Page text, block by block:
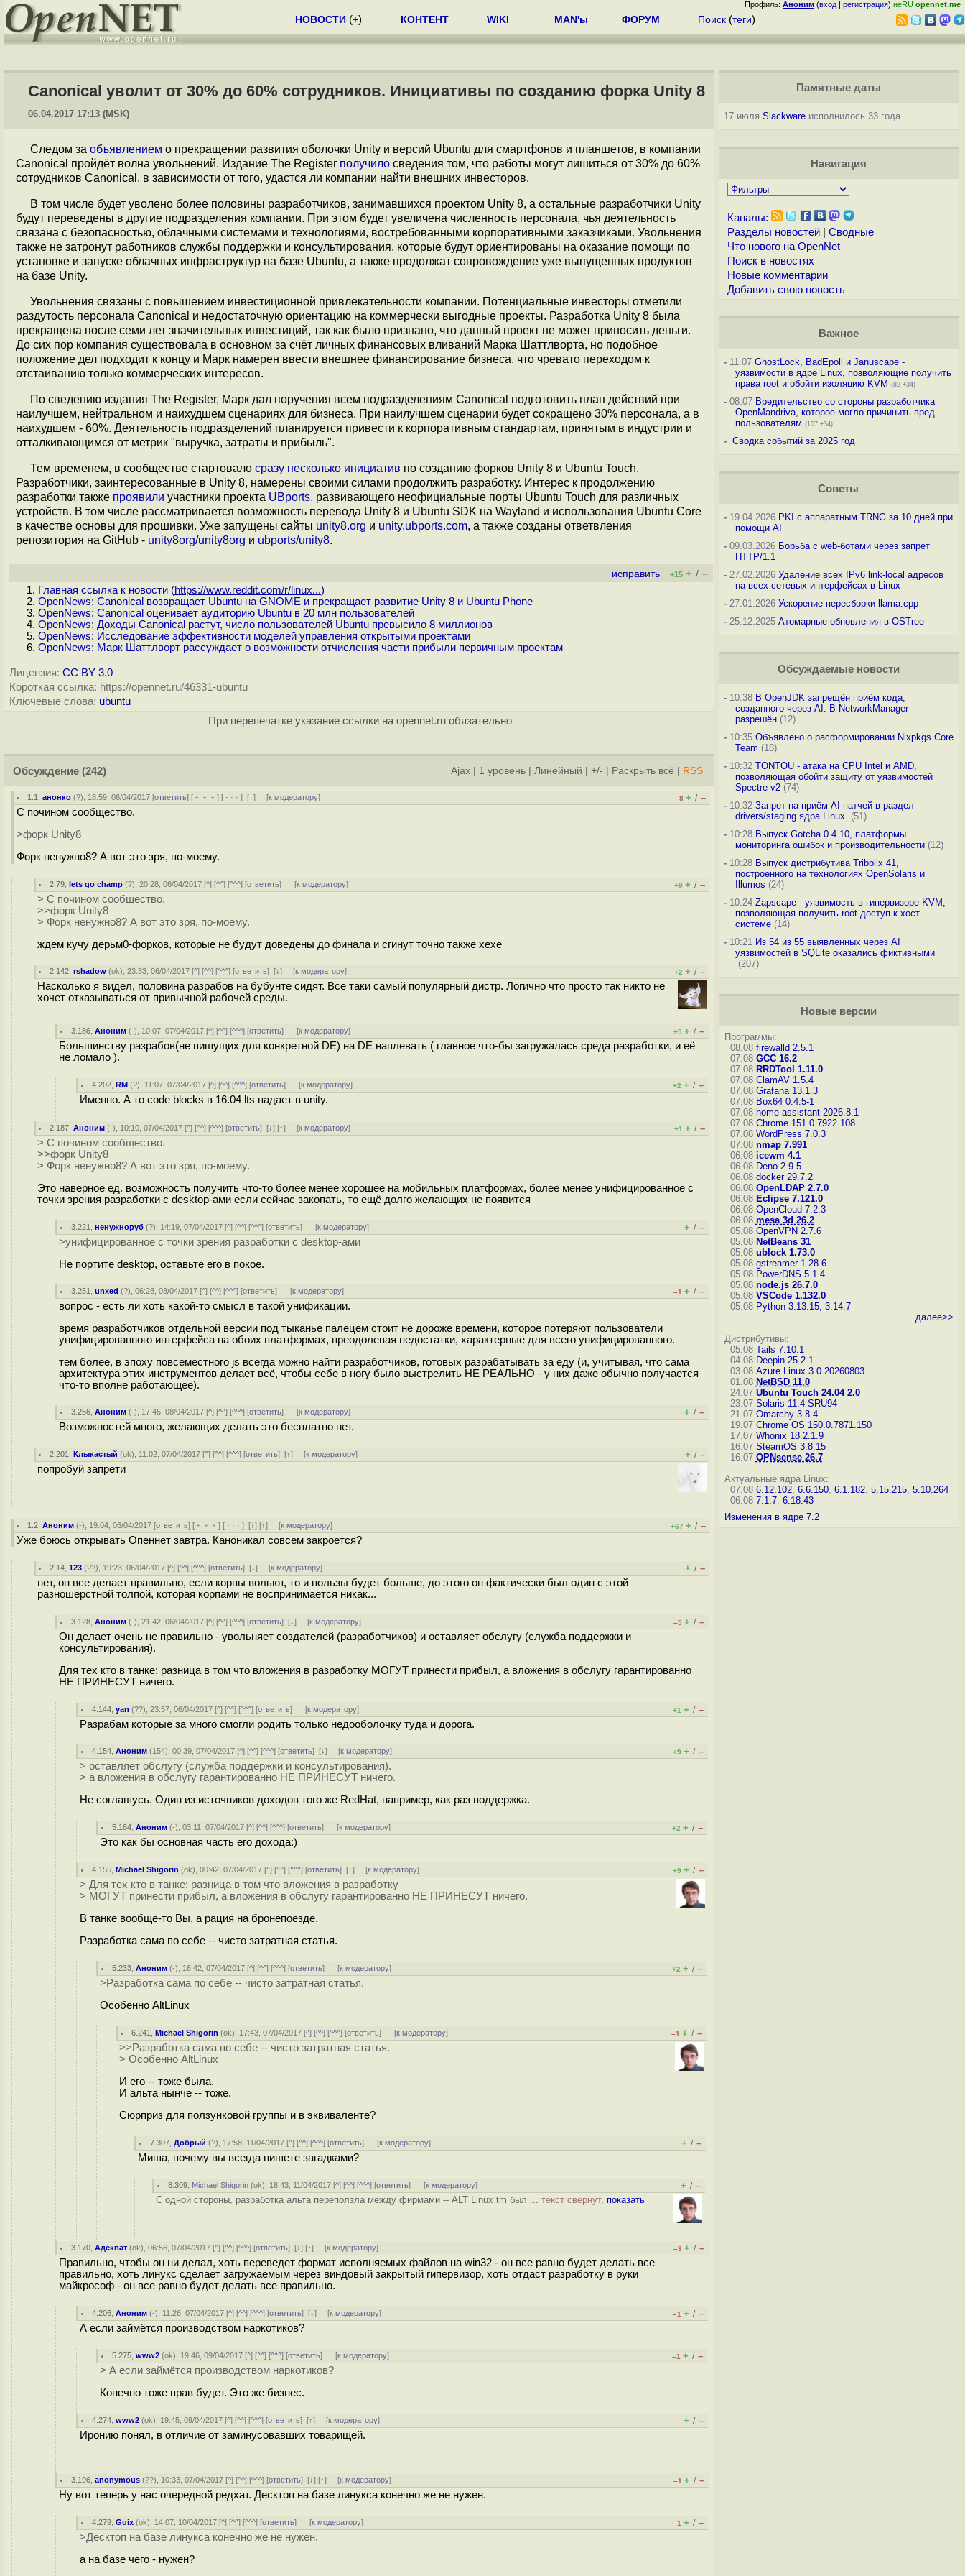
Профиль: Аноним (вход | регистрация) неRU opennet.me
НОВОСТИ (+) КОНТЕНТ WIKI MAN'ы ФОРУМ Поиск (теги)
Canonical уволит от 30% до 60% сотрудников. Инициативы по созданию форка Unity 8
06.04.2017 17:13 (MSK)
Следом за объявлением о прекращении развития оболочки Unity и версий Ubuntu для смартфонов и планшетов, в компании
Canonical пройдёт волна увольнений. Издание The Register получило сведения том, что работы могут лишиться от 30% до 60%
сотрудников Canonical, в зависимости от того, удастся ли компании найти внешних инвесторов.
В том числе будет уволено более половины разработчиков, занимавшихся проектом Unity 8, а остальные разработчики Unity
будут переведены в другие подразделения компании. При этом будет увеличена численность персонала, чья деятельность
связана с безопасностью, облачными системами и технологиями, востребованными корпоративными заказчиками. Увольнения
также не затронут работников службы поддержки и консультирования, которые будут ориентированы на оказание помощи по
установке и запуске облачных инфраструктур на базе Ubuntu, а также продолжат сопровождение уже выпущенных продуктов
на базе Unity.
Увольнения связаны с повышением инвестиционной привлекательности компании. Потенциальные инвесторы отметили
раздутость персонала Canonical и недостаточную ориентацию на коммерчески выгодные проекты. Разработка Unity 8 была
прекращена после семи лет значительных инвестиций, так как было признано, что данный проект не может приносить деньги.
До сих пор компания существовала в основном за счёт личных финансовых вливаний Марка Шаттлворта, но подобное
положение дел подходит к концу и Марк намерен ввести внешнее финансирование бизнеса, что чревато переходом к
отстаиванию только коммерческих интересов.
По сведению издания The Register, Марк дал поручения всем подразделениям Canonical подготовить план действий при
наилучшем, нейтральном и наихудшем сценариях для бизнеса. При наилучшем сценарии будет сокращено 30% персонала, а в
наихудшем - 60%. Деятельность подразделений планируется привести к корпоративным стандартам, принятым в индустрии и
отталкивающимся от метрик "выручка, затраты и прибыль".
Тем временем, в сообществе стартовало сразу несколько инициатив по созданию форков Unity 8 и Ubuntu Touch.
Разработчики, заинтересованные в Unity 8, намерены своими силами продолжить разработку. Интерес к продолжению
разработки также проявили участники проекта UBports, развивающего неофициальные порты Ubuntu Touch для различных
устройств. В том числе рассматривается возможность перевода Unity 8 и Ubuntu SDK на Wayland и использования Ubuntu Core
в качестве основы для прошивки. Уже запущены сайты unity8.org и unity.ubports.com, а также созданы ответвления
репозитория на GitHub - unity8org/unity8org и ubports/unity8.
исправить +15 + / –
Главная ссылка к новости (https://www.reddit.com/r/linux...)
OpenNews: Canonical возвращает Ubuntu на GNOME и прекращает развитие Unity 8 и Ubuntu Phone
OpenNews: Canonical оценивает аудиторию Ubuntu в 20 млн пользователей
OpenNews: Доходы Canonical растут, число пользователей Ubuntu превысило 8 миллионов
OpenNews: Исследование эффективности моделей управления открытыми проектами
OpenNews: Марк Шаттлворт рассуждает о возможности отчисления части прибыли первичным проектам
Лицензия: CC BY 3.0
Короткая ссылка: https://opennet.ru/46331-ubuntu
Ключевые слова: ubuntu
При перепечатке указание ссылки на opennet.ru обязательно
Обсуждение (242) Ajax 1 уровень Линейный +/- Раскрыть всё RSS
1.1 ,анонко (?), 18:59, 06/04/2017 [ответить] [ ﹢﹢﹢] [ · · ·][↓] [к модератору] –8 + / –
С почином сообщество.
>форк Unity8
Форк ненужно8? А вот это зря, по-моему.
2.79 ,lets go champ (?), 20:28, 06/04/2017 [^] [^^] [^^^] [ответить] [к модератору] +9 + / –
> С почином сообщество.
>>форк Unity8
> Форк ненужно8? А вот это зря, по-моему.
ждем кучу дерьм0-форков, которые не будут доведены до финала и сгинут точно также хехе
2.142 ,rshadow (ok), 23:33, 06/04/2017 [^] [^^] [^^^] [ответить][↓] [к модератору] +2 + / –
Насколько я видел, половина разрабов на бубунте сидят. Все таки самый популярный дистр. Логично что просто так никто не
хочет отказываться от привычной рабочей среды.
3.186 ,Аноним (-), 10:07, 07/04/2017 [^] [^^] [^^^] [ответить] [к модератору] +5 + / –
Большинству разрабов(не пишущих для конкретной DE) на DE наплевать ( главное что-бы загружалась среда разработки, и её
не ломало ).
4.202 ,RM (?), 11:07, 07/04/2017 [^] [^^] [^^^] [ответить] [к модератору] +2 + / –
Именно. А то code blocks в 16.04 lts падает в unity.
2.187 ,Аноним (-), 10:10, 07/04/2017 [^] [^^] [^^^] [ответить][↓] [↑] [к модератору] +1 + / –
> С почином сообщество.
>>форк Unity8
> Форк ненужнo8? А вот это зря, по-моему.
Это наверное ед. возможность получить что-то более менее хорошее на мобильных платформах, более менее унифицированное с
точки зрения разработки с desktop-ами если сейчас закoпать, то ещё долго желающих не появится
3.221 ,ненужноруб (?), 14:19, 07/04/2017 [^] [^^] [^^^] [ответить] [к модератору] + / –
>унифицированное с точки зрения разработки с desktop-ами
Не портите desktop, оставьте его в покое.
3.251 ,unxed (?), 06:28, 08/04/2017 [^] [^^] [^^^] [ответить] [к модератору] –1 + / –
вопрос - есть ли хоть какой-то смысл в такой унификации.
время разработчиков отдельной версии под тыканье палецем стоит не дороже времени, которое потеряют пользователи
унифицированного интерфейса на обоих платформах, преодолевая недостатки, характерные для всего унифицированного.
тем более, в эпоху повсеместного js всегда можно найти разработчиков, готовых разрабатывать за еду (и, учитывая, что сама
архитектура этих инструментов делает всё, чтобы себе в ногу было выстрелить НЕ РЕАЛЬНО - у них даже обычно получается
что-то вполне работающее).
3.256 ,Аноним (-), 17:45, 08/04/2017 [^] [^^] [^^^] [ответить] [к модератору] + / –
Возможностей много, желающих делать это бесплатно нет.
2.201 ,Клыкастый (ok), 11:02, 07/04/2017 [^] [^^] [^^^] [ответить][↑] [к модератору] + / –
попробуй запрети
1.2 ,Аноним (-), 19:04, 06/04/2017 [ответить] [ ﹢﹢﹢] [ · · ·][↓] [↑] [к модератору] +67 + / –
Уже боюсь открывать Опеннет завтра. Каноникал совсем закроется?
2.14 ,123 (??), 19:23, 06/04/2017 [^] [^^] [^^^] [ответить][↓] [к модератору] + / –
нет, он все делает правильно, если корпы вольют, то и пользы будет больше, до этого он фактически был один с этой
разношерстной толпой, которая корпами не воспринимается никак...
3.128 ,Аноним (-), 21:42, 06/04/2017 [^] [^^] [^^^] [ответить][↓] [к модератору] –5 + / –
Он делает очень не правильно - увольняет создателей (разработчиков) и оставляет обслугу (служба поддержки и
консультирования).
Для тех кто в танке: разница в том что вложения в разработку МОГУТ принести прибыл, а вложения в обслугу гарантированно
НЕ ПРИНЕСУТ ничего.
4.144 ,yan (??), 23:57, 06/04/2017 [^] [^^] [^^^] [ответить] [к модератору] +1 + / –
Разрабам которые за много смогли родить только недооболочку туда и дорога.
4.154 ,Аноним (154), 00:39, 07/04/2017 [^] [^^] [^^^] [ответить][↓] [к модератору] +9 + / –
> оставляет обслугу (служба поддержки и консультирования).
> а вложения в обслугу гарантированно НЕ ПРИНЕСУТ ничего.
Не соглашусь. Один из источников доходов того же RedHat, например, как раз поддержка.
5.164 ,Аноним (-), 03:11, 07/04/2017 [^] [^^] [^^^] [ответить] [к модератору] +2 + / –
Это как бы основная часть его дохода:)
4.155 ,Michael Shigorin (ok), 00:42, 07/04/2017 [^] [^^] [^^^] [ответить][↑] [к модератору] +9 + / –
> Для тех кто в танке: разница в том что вложения в разработку
> МОГУТ принести прибыл, а вложения в обслугу гарантированно НЕ ПРИНЕСУТ ничего.
В танке вообще-то Вы, а рация на бронепоезде.
Разработка сама по себе -- чисто затратная статья.
5.233 ,Аноним (-), 16:42, 07/04/2017 [^] [^^] [^^^] [ответить] [к модератору] +2 + / –
>Разработка сама по себе -- чисто затратная статья.
Особенно AltLinux
6.241 ,Michael Shigorin (ok), 17:43, 07/04/2017 [^] [^^] [^^^] [ответить] [к модератору] –1 + / –
>>Разработка сама по себе -- чисто затратная статья.
> Особенно AltLinux
И его -- тоже была.
И альта нынче -- тоже.
Сюрприз для ползунковой группы и в эквиваленте?
7.307 ,Добрый (?), 17:58, 11/04/2017 [^] [^^] [^^^] [ответить] [к модератору] + / –
Миша, почему вы всегда пишете загадками?
8.309 Michael Shigorin (ok), 18:43, 11/04/2017 [^] [^^] [^^^] [ответить] [к модератору] + / –
С одной стороны, разработка альта переползла между фирмами -- ALT Linux tm был ... текст свёрнут, показать
3.170 ,Адекват (ok), 06:56, 07/04/2017 [^] [^^] [^^^] [ответить][↓] [↑] [к модератору] –3 + / –
Правильно, чтобы он ни делал, хоть переведет формат исполняемых файлов на win32 - он все равно будет делать все
правильно, хоть линукс сделает загружаемым через виндовый закрытый гипервизор, хоть отдаст разработку в руки
майкрософ - он все равно будет делать все правильно.
4.206 ,Аноним (-), 11:26, 07/04/2017 [^] [^^] [^^^] [ответить][↓] [к модератору] –1 + / –
А если займётся производством наркотиков?
5.275 ,www2 (ok), 19:46, 09/04/2017 [^] [^^] [^^^] [ответить] [к модератору] –1 + / –
> А если займётся производством наркотиков?
Конечно тоже прав будет. Это же бизнес.
4.274 ,www2 (ok), 19:45, 09/04/2017 [^] [^^] [^^^] [ответить][↑] [к модератору] + / –
Иронию понял, в отличие от заминусовавших товарищей.
3.196 ,anonymous (??), 10:33, 07/04/2017 [^] [^^] [^^^] [ответить][↓] [↑] [к модератору] –1 + / –
Ну вот теперь у нас очередной редхат. Десктоп на базе линукса конечно же не нужен.
4.279 ,Guix (ok), 14:07, 10/04/2017 [^] [^^] [^^^] [ответить] [к модератору] –1 + / –
>Десктоп на базе линукса конечно же не нужен.
а на базе чего - нужен?
Памятные даты
17 июля Slackwareисполнилось 33 года
Навигация
Каналы:
Разделы новостей| Сводные
Что нового на OpenNet
Поиск в новостях
Новые комментарии
Добавить свою новость
Важное
-11.07 GhostLock, BadEpoll и Januscape -
уязвимости в ядре Linux, позволяющие получить
права root и обойти изоляцию KVM (82 +34)
-08.07 Вредительство со стороны разработчика
OpenMandriva, которое могло причинить вред
пользователям (107 +34)
- Сводка событий за 2025 год
Советы
-19.04.2026 PKI с аппаратным TRNG за 10 дней при
помощи AI
-09.03.2026 Борьба с web-ботами через запрет
HTTP/1.1
-27.02.2026 Удаление всех IPv6 link-local адресов
на всех сетевых интерфейсах в Linux
-27.01.2026 Ускорение пересборки llama.cpp
-25.12.2025 Атомарные обновления в OSTree
Обсуждаемые новости
-10:38 В OpenJDK запрещён приём кода,
созданного через AI. В NetworkManager
разрешён(12)
-10:35 Объявлено о расформировании Nixpkgs Core
Team (18)
-10:32 TONTOU - атака на CPU Intel и AMD,
позволяющая обойти защиту от уязвимостей
Spectre v2(74)
-10:32 Запрет на приём AI-патчей в раздел
drivers/staging ядра Linux
(51)
-10:28 Выпуск Gotcha 0.4.10, платформы
мониторинга ошибок и производительности(12)
-10:28 Выпуск дистрибутива Tribblix 41,
построенного на технологиях OpenSolaris и
Illumos (24)
-10:24 Zapscape - уязвимость в гипервизоре KVM,
позволяющая получить root-доступ к хост-
системе(14)
-10:21 Из 54 из 55 выявленных через AI
уязвимостей в SQLite оказались фиктивными
(207)
Новые версии
Программы:
08.08 firewalld 2.5.1
07.08 GCC 16.2
07.08 RRDTool 1.11.0
07.08 ClamAV 1.5.4
07.08 Grafana 13.1.3
07.08 Box64 0.4.5-1
07.08 home-assistant 2026.8.1
07.08 Chrome 151.0.7922.108
07.08 WordPress 7.0.3
07.08 nmap 7.991
06.08 icewm 4.1
06.08 Deno 2.9.5
06.08 docker 29.7.2
06.08 OpenLDAP 2.7.0
06.08 Eclipse 7.121.0
06.08 OpenCloud 7.2.3
06.08 mesa 3d 26.2
05.08 OpenVPN 2.7.6
05.08 NetBeans 31
05.08 ublock 1.73.0
05.08 gstreamer 1.28.6
05.08 PowerDNS 5.1.4
05.08 node.js 26.7.0
05.08 VSCode 1.132.0
05.08 Python 3.13.15, 3.14.7
далее>>
Дистрибутивы:
05.08 Tails 7.10.1
04.08 Deepin 25.2.1
03.08 Azure Linux 3.0.20260803
01.08 NetBSD 11.0
24.07 Ubuntu Touch 24.04 2.0
23.07 Solaris 11.4 SRU94
21.07 Omarchy 3.8.4
19.07 Chrome OS 150.0.7871.150
17.07 Whonix 18.2.1.9
16.07 SteamOS 3.8.15
16.07 OPNsense 26.7
Актуальные ядра Linux:
07.08 6.12.102, 6.6.150, 6.1.182, 5.15.215, 5.10.264
06.08 7.1.7, 6.18.43
Изменения в ядре 7.2